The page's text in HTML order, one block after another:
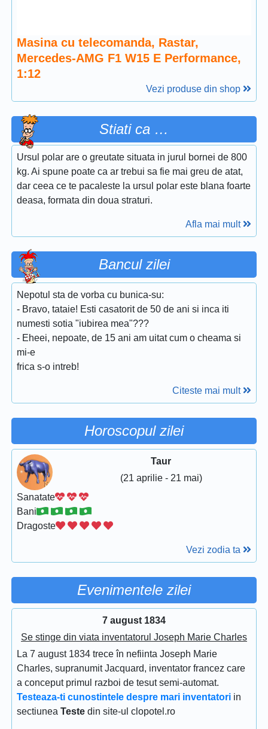
Masina cu telecomanda, Rastar,
Mercedes-AMG F1 W15 E Performance,
1:12
Vezi produse din shop
Stiati ca …
Ursul polar are o greutate situata in jurul bornei de 800
kg. Ai spune poate ca ar trebui sa fie mai greu de atat,
dar ceea ce te pacaleste la ursul polar este blana foarte
deasa, formata din doua straturi.
Afla mai mult
Bancul zilei
Nepotul sta de vorba cu bunica-su:
- Bravo, tataie! Esti casatorit de 50 de ani si inca iti
numesti sotia "iubirea mea"???
- Eheei, nepoate, de 15 ani am uitat cum o cheama si
mi-e
frica s-o intreb!
Citeste mai mult
Horoscopul zilei
Taur
(21 aprilie - 21 mai)
Sanatate
Bani
Dragoste
Vezi zodia ta
Evenimentele zilei
7 august 1834
Se stinge din viata inventatorul Joseph Marie Charles
La 7 august 1834 trece în nefiinta Joseph Marie
Charles, supranumit Jacquard, inventator francez care
a conceput primul razboi de tesut semi-automat.
Testeaza-ti cunostintele despre mari inventatori in
sectiunea Teste din site-ul clopotel.ro